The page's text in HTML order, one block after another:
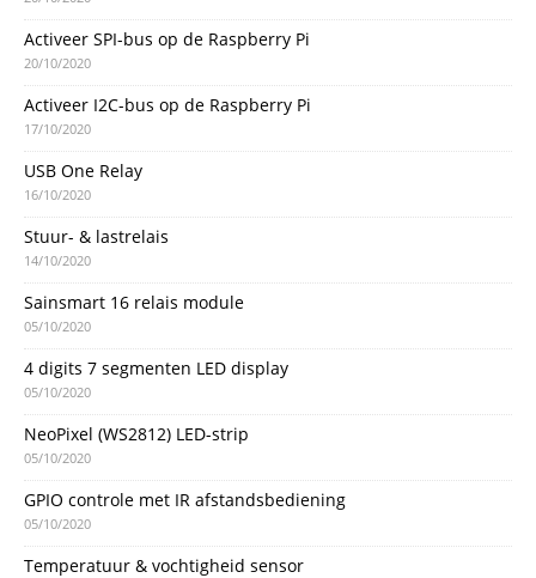
Activeer SPI-bus op de Raspberry Pi
20/10/2020
Activeer I2C-bus op de Raspberry Pi
17/10/2020
USB One Relay
16/10/2020
Stuur- & lastrelais
14/10/2020
Sainsmart 16 relais module
05/10/2020
4 digits 7 segmenten LED display
05/10/2020
NeoPixel (WS2812) LED-strip
05/10/2020
GPIO controle met IR afstandsbediening
05/10/2020
Temperatuur & vochtigheid sensor